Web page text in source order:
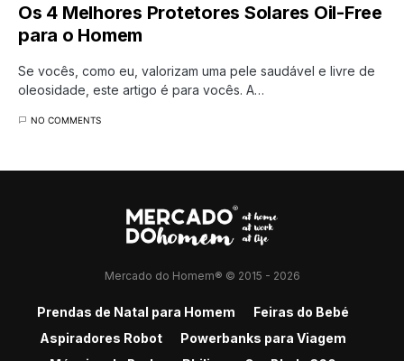
Os 4 Melhores Protetores Solares Oil-Free
para o Homem
Se vocês, como eu, valorizam uma pele saudável e livre de
oleosidade, este artigo é para vocês. A…
NO COMMENTS
Mercado do Homem® © 2015 - 2026
Prendas de Natal para Homem
Feiras do Bebé
Aspiradores Robot
Powerbanks para Viagem